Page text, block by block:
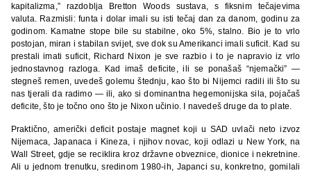
kapitalizma,” razdoblja Bretton Woods sustava, s fiksnim tečajevima
valuta. Razmisli: funta i dolar imali su isti tečaj dan za danom, godinu za
godinom. Kamatne stope bile su stabilne, oko 5%, stalno. Bio je to vrlo
postojan, miran i stabilan svijet, sve dok su Amerikanci imali suficit. Kad su
prestali imati suficit, Richard Nixon je sve razbio i to je napravio iz vrlo
jednostavnog razloga. Kad imaš deficite, ili se ponašaš “njemački” —
stegneš remen, uvedeš golemu štednju, kao što bi Nijemci radili ili što su
nas tjerali da radimo — ili, ako si dominantna hegemonijska sila, pojačaš
deficite, što je točno ono što je Nixon učinio. I navedeš druge da to plate.
Praktično, američki deficit postaje magnet koji u SAD uvlači neto izvoz
Nijemaca, Japanaca i Kineza, i njihov novac, koji odlazi u New York, na
Wall Street, gdje se reciklira kroz državne obveznice, dionice i nekretnine.
Ali u jednom trenutku, sredinom 1980-ih, Japanci su, konkretno, gomilali